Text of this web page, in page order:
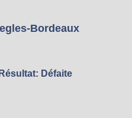
Bordeaux
Résultat: Défaite